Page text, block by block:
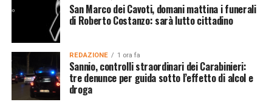
San Marco dei Cavoti, domani mattina i funerali
di Roberto Costanzo: sarà lutto cittadino
REDAZIONE 1 ora fa
Sannio, controlli straordinari dei Carabinieri:
tre denunce per guida sotto l’effetto di alcol e
droga